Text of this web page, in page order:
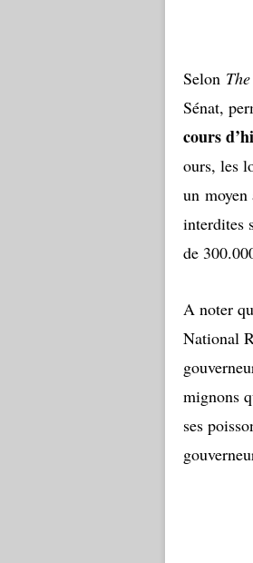
Selon
Sénat,
cours
ours, les
un moyen
interdites
de
A noter
National
mignons
ses